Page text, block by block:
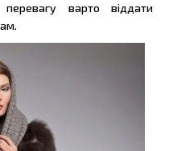
варто віддати